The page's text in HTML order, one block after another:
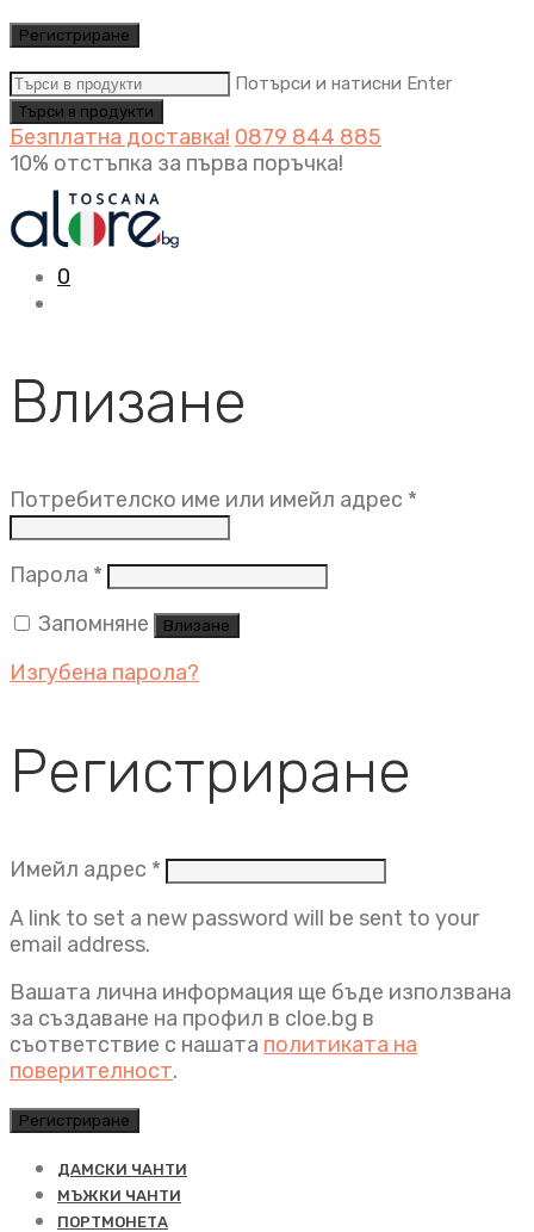
Регистриране
Потърси и натисни Enter
Безплатна доставка! 0879 844 885
10% отстъпка за първа поръчка!
0
Влизане
Потребителско име или имейл адрес *
Парола * Задължително
Запомняне
Влизане
Изгубена парола?
Регистриране
Имейл адрес * Задължително
A link to set a new password will be sent to your
email address.
Вашата лична информация ще бъде използвана
за създаване на профил в cloe.bg в
съответствие с нашата политиката на
поверителност.
Регистриране
ДАМСКИ ЧАНТИ
МЪЖКИ ЧАНТИ
ПОРТМОНЕТА